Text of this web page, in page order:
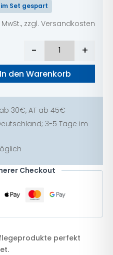
im Set gespart
MwSt., zzgl. Versandkosten
Pflege Set
- +
In den Warenkorb
30€, AT ab 45€
3-5 Tage im
Checkout
perfekt